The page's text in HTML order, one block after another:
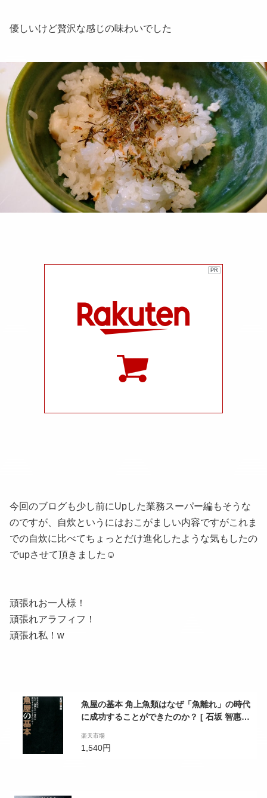
優しいけど贅沢な感じの味わいでした
PR
今回のブログも少し前にUpした業務スーパー編もそうな
のですが、自炊というにはおこがましい内容ですがこれま
での自炊に比べてちょっとだけ進化したような気もしたの
でupさせて頂きました☺
頑張れお一人様！
頑張れアラフィフ！
頑張れ私！w
魚屋の基本 角上魚類はなぜ「魚離れ」の時代
に成功することができたのか？ [ 石坂 智惠美
楽天市場
1,540円